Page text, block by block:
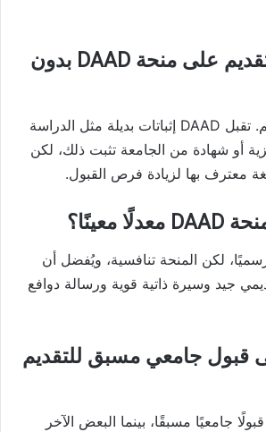
2. هل يمكن التقديم على منحة DAAD بدون
في بعض البرامج، نعم. تقبل DAAD إثباتات بديلة مثل الدراسة
أو شهادة من الجامعة تثبت ذلك، لكن
معترف بها لزيادة فرص القبول.
لكن المنحة تنافسية، ويُفضل أن
جيد وسيرة ذاتية قوية ورسالة دوافع
قبول جامعي مسبق للتقديم
جامعيًا مسبقًا، بينما البعض الآخر